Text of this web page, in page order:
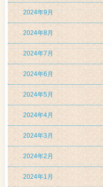
2024年9月
2024年8月
2024年7月
2024年6月
2024年5月
2024年4月
2024年3月
2024年2月
2024年1月